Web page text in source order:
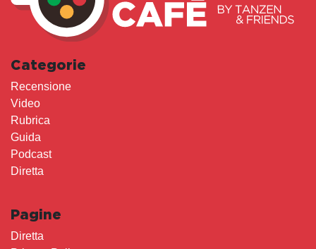
Categorie
Recensione
Video
Rubrica
Guida
Podcast
Diretta
Pagine
Diretta